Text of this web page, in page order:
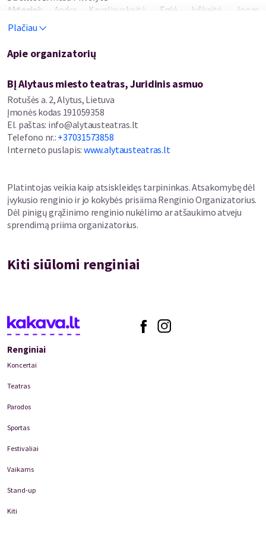
Aktoriai: Andra Kavaliauskaitė, Eglė Juškaitė, Jonas
Gaižauskas, Ona Gudaitytė, Povilas Adomaitis, Tomas
Pukys, Vaidas Praspaliauskas, Vincas Vaičiulis, Erika Jasinskaitė -
Salickienė
Plačiau
Apie organizatorių
BĮ Alytaus miesto teatras, Juridinis asmuo
Rotušės a. 2, Alytus, Lietuva
Įmonės kodas 191059358
El. paštas: info@alytausteatras.lt
Telefono nr.: +37031573858
Interneto puslapis: www.alytausteatras.lt
Platintojas veikia kaip atsiskleidęs tarpininkas. Atsakomybę dėl
įvykusio renginio ir jo kokybės prisiima Renginio Organizatorius.
Dėl pinigų grąžinimo renginio nukėlimo ar atšaukimo atveju
sprendimą priima organizatorius.
Kiti siūlomi renginiai
Renginiai
Koncertai
Teatras
Parodos
Sportas
Festivaliai
Vaikams
Stand-up
Kiti